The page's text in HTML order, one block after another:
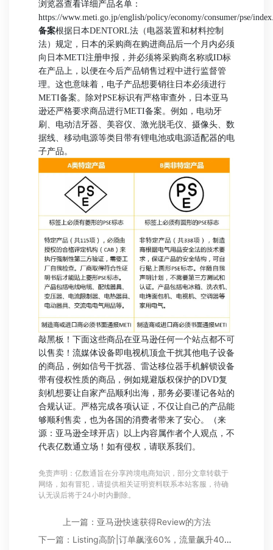
浏览器查看详细产品名单：
https://www.meti.go.jp/english/policy/economy/consumer/pse/
备案根据日本DENTORL法（电器装置和材料控制
法）规定，日本的采购商在购进商品后一个月内必须
向日本METI注册申报，并必须将采购商名称或ID标
在产品上，以便在今后产品销售过程中进行监督管
理。 这也意味着，电子产品想要销往日本必须进行
METI备案。除对PSE标识有严格审查外，日本亚马
逊还严格要求商品进行METI备案。例如，电动牙
刷、电动洁牙器、美容仪、激光脱毛仪、摄像头、数
据线、移动电源等类目带有锂电池或电源适配器的电
子产品。
敲黑板！下面这些商品在亚马逊任何一个站点都不可
以售卖！ 流媒体设备即电视机顶盒干扰其他电子设备
的商品，例如信号干扰器、雷达移位器手机解锁设备
带有侵权性质的商品，例如规避版权保护的DVD复
刻机想要让自家产品顺利出海，那务必要谨记各站的
合规认证。严格完成各项认证，不仅让自己的产品能
够顺利售卖，也为各国的消费者带来了安心。
（来
源：亚马逊全球开店）
以上内容属作者个人观点，不
代表亿数通立场！如有侵权，请联系我们。
免责声明：亿数通旨在分享跨境电商知识，部分文章转载于
网络，如有冒犯，请提供相关证明资料联系本站客服，待确
认无误后将于24小时内删除。
上一篇：亚马逊快速获得Review的方法
下一篇：Listing高阶|订单飙涨60%，流量飙升40%！找准亚马逊旺季热词，分分钟爆单！